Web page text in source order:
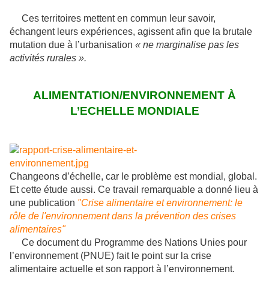
Ces territoires mettent en commun leur savoir,
échangent leurs expériences, agissent afin que la brutale
mutation due à l’urbanisation « ne marginalise pas les
activités rurales ».
ALIMENTATION/ENVIRONNEMENT À
L’ECHELLE MONDIALE
Changeons d’échelle, car le problème est mondial, global.
Et cette étude aussi. Ce travail remarquable a donné lieu à
une publication "Crise alimentaire et environnement: le
rôle de l'environnement dans la prévention des crises
alimentaires"
Ce document du Programme des Nations Unies pour
l’environnement (PNUE) fait le point sur la crise
alimentaire actuelle et son rapport à l’environnement.